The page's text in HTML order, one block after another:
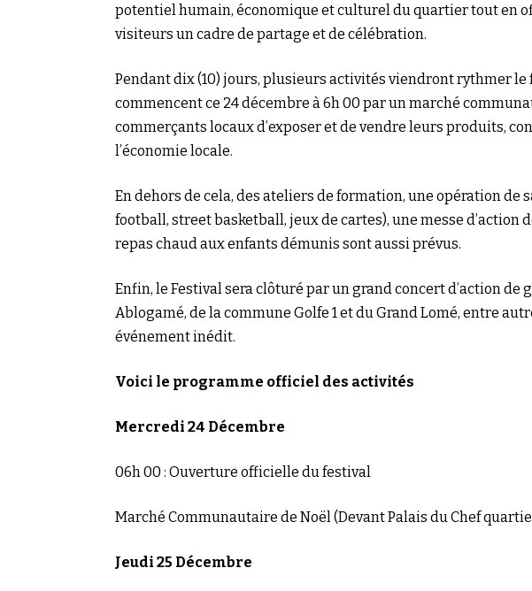
potentiel humain, économique et culturel du quartier tout en
visiteurs un cadre de partage et de célébration.
Pendant dix (10) jours, plusieurs activités viendront rythmer le
commencent ce 24 décembre à 6h 00 par un marché
commerçants locaux d’exposer et de vendre leurs produits,
l’économie locale.
En dehors de cela, des ateliers de formation, une opération de
football, street basketball, jeux de cartes), une messe d’action
repas chaud aux enfants démunis sont aussi prévus.
Enfin, le Festival sera clôturé par un grand concert d’action de
Ablogamé, de la commune Golfe 1 et du Grand Lomé, entre
événement inédit.
Voici le programme officiel des activités
Mercredi 24 Décembre
06h 00 : Ouverture officielle du festival
Marché Communautaire de Noël (Devant Palais du Chef
Jeudi 25 Décembre